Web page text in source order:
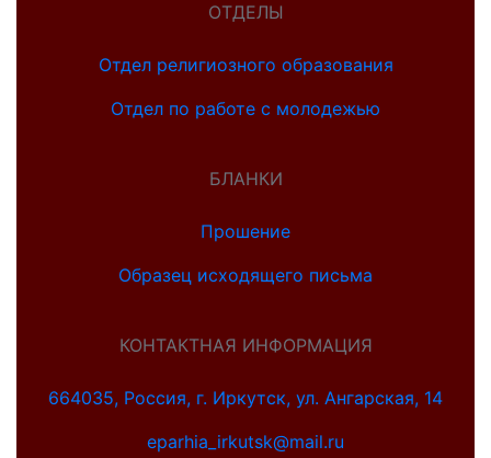
ОТДЕЛЫ
Отдел религиозного образования
Отдел по работе с молодежью
БЛАНКИ
Прошение
Образец исходящего письма
КОНТАКТНАЯ ИНФОРМАЦИЯ
664035, Россия, г. Иркутск, ул. Ангарская, 14
eparhia_irkutsk@mail.ru